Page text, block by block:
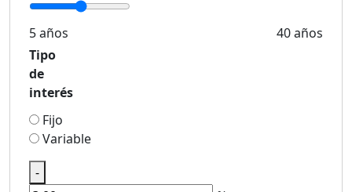
5 años
40 años
Tipo
de
interés
Fijo
Variable
-